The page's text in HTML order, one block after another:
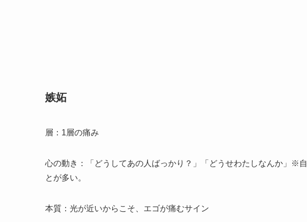
嫉妬
層：1層の痛み
心の動き：「どうしてあの人ばっかり？」「どうせわたしなんか」※
とが多い。
本質：光が近いからこそ、エゴが痛むサイン